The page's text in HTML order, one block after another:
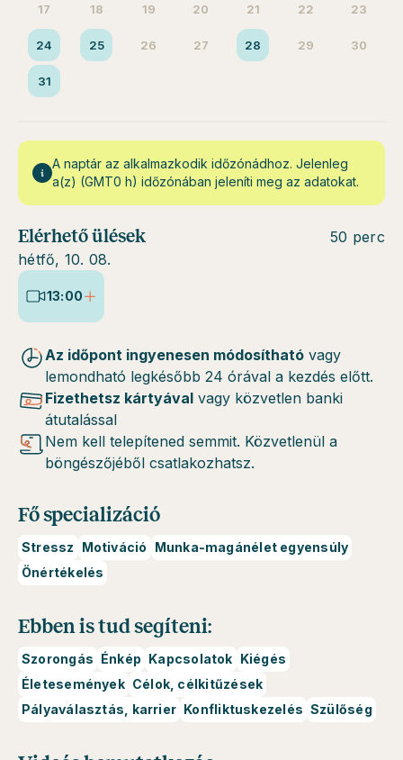
17 18 19 20 21 22 23
24 25 26 27 28 29 30
31
A naptár az alkalmazkodik időzónádhoz. Jelenleg
a(z) (GMT0 h) időzónában jeleníti meg az adatokat.
Elérhető ülések
hétfő, 10. 08.
50 perc
13:00
Az időpont ingyenesen módosítható vagy
lemondható legkésőbb 24 órával a kezdés előtt.
Fizethetsz kártyával vagy közvetlen banki
átutalással
Nem kell telepítened semmit. Közvetlenül a
böngészőjéből csatlakozhatsz.
Fő specializáció
Stressz Motiváció
Munka-magánélet egyensúly
Önértékelés
Ebben is tud segíteni:
Szorongás Énkép Kapcsolatok Kiégés
Életesemények Célok, célkitűzések
Pályaválasztás, karrier Konfliktuskezelés Szülőség